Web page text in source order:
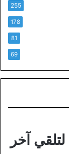
255
178
81
69
آخر